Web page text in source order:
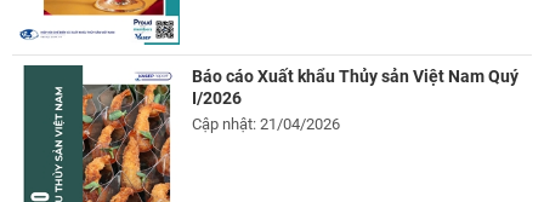
Báo cáo Xuất khẩu Thủy sản Việt Nam Quý
I/2026
Cập nhật: 21/04/2026